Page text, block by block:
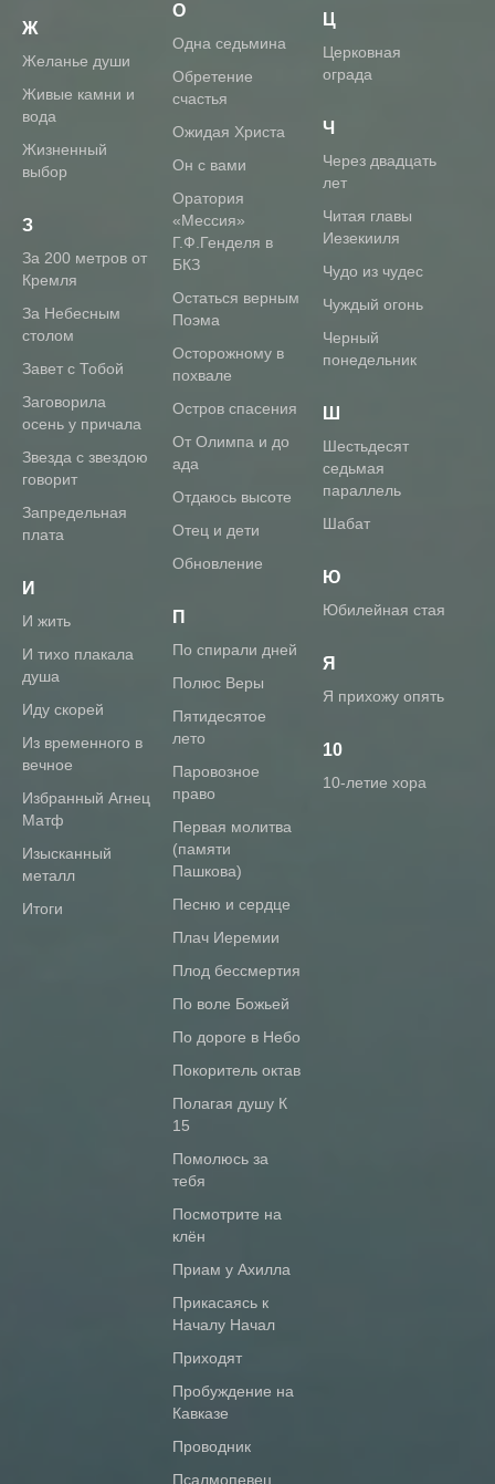
Ж
Желанье души
Живые камни и
вода
Жизненный
выбор
З
За 200 метров от
Кремля
За Небесным
столом
Завет с Тобой
Заговорила
осень у причала
Звезда с звездою
говорит
Запредельная
плата
И
И жить
И тихо плакала
душа
Иду скорей
Из временного в
вечное
Избранный Агнец
Матф
Изысканный
металл
Итоги
О
Одна седьмина
Обретение
счастья
Ожидая Христа
Он с вами
Оратория
«Мессия»
Г.Ф.Генделя в
БКЗ
Остаться верным
Поэма
Осторожному в
похвале
Остров спасения
От Олимпа и до
ада
Отдаюсь высоте
Отец и дети
Обновление
П
По спирали дней
Полюс Веры
Пятидесятое
лето
Паровозное
право
Первая молитва
(памяти
Пашкова)
Песню и сердце
Плач Иеремии
Плод бессмертия
По воле Божьей
По дороге в Небо
Покоритель октав
Полагая душу К
15
Помолюсь за
тебя
Посмотрите на
клён
Приам у Ахилла
Прикасаясь к
Началу Начал
Приходят
Пробуждение на
Кавказе
Проводник
Псалмопевец
Ц
Церковная
ограда
Ч
Через двадцать
лет
Читая главы
Иезекииля
Чудо из чудес
Чуждый огонь
Черный
понедельник
Ш
Шестьдесят
седьмая
параллель
Шабат
Ю
Юбилейная стая
Я
Я прихожу опять
10
10-летие хора